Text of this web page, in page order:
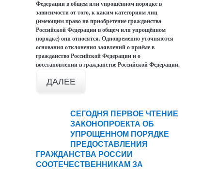
Федерации в общем или упрощённом порядке в
зависимости от того, к каким категориям лиц
(имеющим право на приобретение гражданства
Российской Федерации в общем или упрощённом
порядке) они относятся. Одновременно уточняются
основания отклонения заявлений о приёме в
гражданство Российской Федерации и о
восстановлении в гражданстве Российской Федерации.
ДАЛЕЕ
СЕГОДНЯ ПЕРВОЕ ЧТЕНИЕ
ЗАКОНОПРОЕКТА ОБ
УПРОЩЕННОМ ПОРЯДКЕ
ПРЕДОСТАВЛЕНИЯ
ГРАЖДАНСТВА РОССИИ
СООТЕЧЕСТВЕННИКАМ ЗА